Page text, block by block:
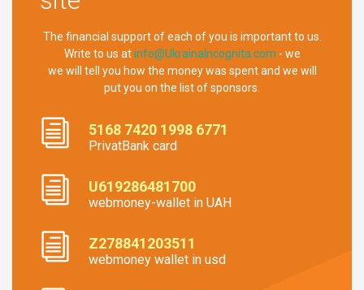
The financial support of each of you is important to us.
Write to us atinfo@UkrainaIncognita.com - we
we will tell you how the money was spent and we will
put you on the list of sponsors.
5168 7420 1998 6771
PrivatBank card
U619286481700
webmoney-wallet in UAH
Z278841203511
webmoney wallet in usd